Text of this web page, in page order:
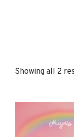
Showing all 2